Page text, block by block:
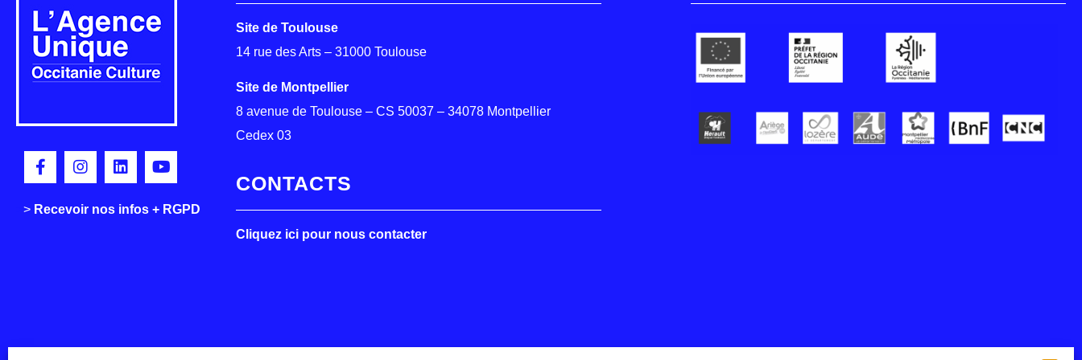
> Recevoir nos infos + RGPD
Site de Toulouse
14 rue des Arts – 31000 Toulouse
Site de Montpellier
8 avenue de Toulouse – CS 50037 – 34078 Montpellier
Cedex 03
CONTACTS
Cliquez ici pour nous contacter